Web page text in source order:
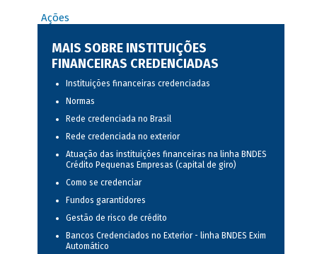
Ações
MAIS SOBRE INSTITUIÇÕES
FINANCEIRAS CREDENCIADAS
Instituições financeiras credenciadas
Normas
Rede credenciada no Brasil
Rede credenciada no exterior
Atuação das instituições financeiras na linha BNDES
Crédito Pequenas Empresas (capital de giro)
Como se credenciar
Fundos garantidores
Gestão de risco de crédito
Bancos Credenciados no Exterior - linha BNDES Exim
Automático